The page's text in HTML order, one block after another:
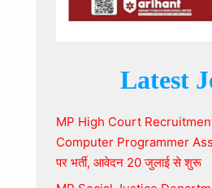
Latest
MP High Court
Computer Programmer
पर भर्ती, आवेदन 20 जुलाई से शुरू